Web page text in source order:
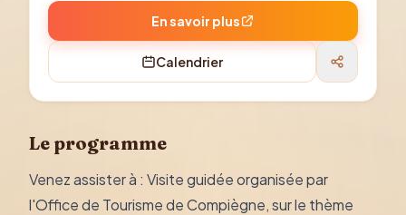
En savoir plus
Calendrier
Le programme
Venez assister à : Visite guidée organisée par
l'Office de Tourisme de Compiègne, sur le thème